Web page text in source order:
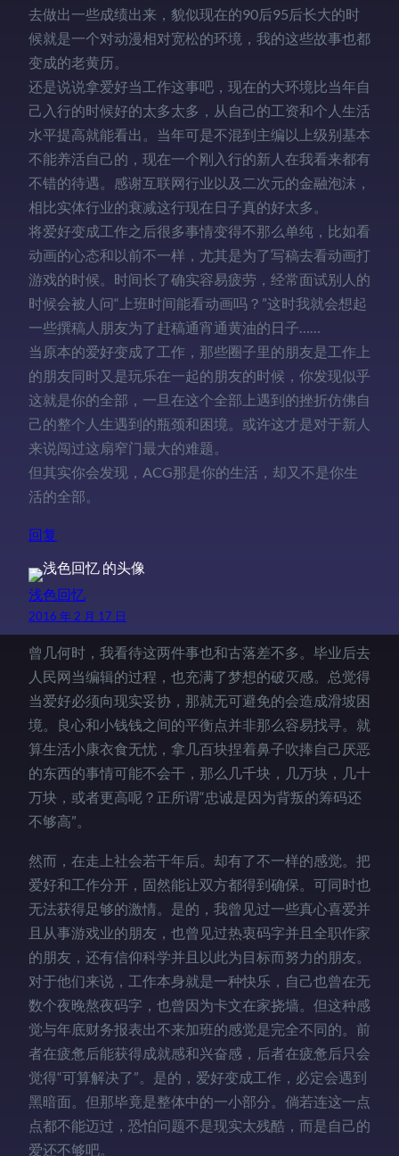
去做出一些成绩出来，貌似现在的90后95后长大的时
候就是一个对动漫相对宽松的环境，我的这些故事也都
变成的老黄历。
还是说说拿爱好当工作这事吧，现在的大环境比当年自
己入行的时候好的太多太多，从自己的工资和个人生活
水平提高就能看出。当年可是不混到主编以上级别基本
不能养活自己的，现在一个刚入行的新人在我看来都有
不错的待遇。感谢互联网行业以及二次元的金融泡沫，
相比实体行业的衰减这行现在日子真的好太多。
将爱好变成工作之后很多事情变得不那么单纯，比如看
动画的心态和以前不一样，尤其是为了写稿去看动画打
游戏的时候。时间长了确实容易疲劳，经常面试别人的
时候会被人问“上班时间能看动画吗？”这时我就会想起
一些撰稿人朋友为了赶稿通宵通黄油的日子……
当原本的爱好变成了工作，那些圈子里的朋友是工作上
的朋友同时又是玩乐在一起的朋友的时候，你发现似乎
这就是你的全部，一旦在这个全部上遇到的挫折仿佛自
己的整个人生遇到的瓶颈和困境。或许这才是对于新人
来说闯过这扇窄门最大的难题。
但其实你会发现，ACG那是你的生活，却又不是你生
活的全部。
回复
浅色回忆
2016 年 2 月 17 日
曾几何时，我看待这两件事也和古落差不多。毕业后去
人民网当编辑的过程，也充满了梦想的破灭感。总觉得
当爱好必须向现实妥协，那就无可避免的会造成滑坡困
境。良心和小钱钱之间的平衡点并非那么容易找寻。就
算生活小康衣食无忧，拿几百块捏着鼻子吹捧自己厌恶
的东西的事情可能不会干，那么几千块，几万块，几十
万块，或者更高呢？正所谓“忠诚是因为背叛的筹码还
不够高”。
然而，在走上社会若干年后。却有了不一样的感觉。把
爱好和工作分开，固然能让双方都得到确保。可同时也
无法获得足够的激情。是的，我曾见过一些真心喜爱并
且从事游戏业的朋友，也曾见过热衷码字并且全职作家
的朋友，还有信仰科学并且以此为目标而努力的朋友。
对于他们来说，工作本身就是一种快乐，自己也曾在无
数个夜晚熬夜码字，也曾因为卡文在家挠墙。但这种感
觉与年底财务报表出不来加班的感觉是完全不同的。前
者在疲惫后能获得成就感和兴奋感，后者在疲惫后只会
觉得“可算解决了”。是的，爱好变成工作，必定会遇到
黑暗面。但那毕竟是整体中的一小部分。倘若连这一点
点都不能迈过，恐怕问题不是现实太残酷，而是自己的
爱还不够吧。